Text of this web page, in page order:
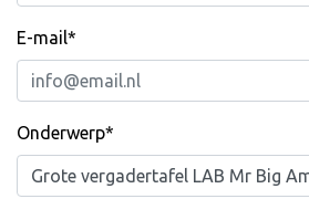
E-mail*
Onderwerp*